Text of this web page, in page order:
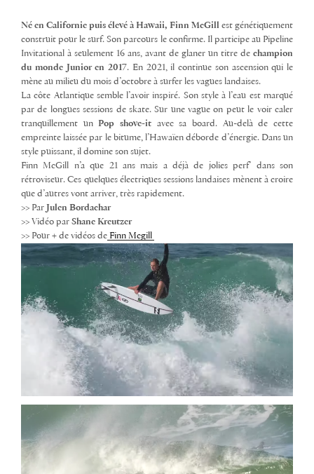
Né en Californie puis élevé à Hawaii, Finn McGill est génétiquement
construit pour le surf. Son parcours le confirme. Il participe au Pipeline
Invitational à seulement 16 ans, avant de glaner un titre de champion
du monde Junior en 2017. En 2021, il continue son ascension qui le
mène au milieu du mois d’octobre à surfer les vagues landaises.
La côte Atlantique semble l’avoir inspiré. Son style à l’eau est marqué
par de longues sessions de skate. Sur une vague on peut le voir caler
tranquillement unPop shove-it avec sa board. Au-delà de cette
empreinte laissée par le bitume, l’Hawaïen déborde d’énergie. Dans un
style puissant, il domine son sujet.
Finn McGill n’a que 21 ans mais a déjà de jolies perf’ dans son
rétroviseur. Ces quelques électriques sessions landaises mènent à croire
que d’autres vont arriver, très rapidement.
>> Par
Julen Bordachar
>> Vidéo par Shane Kreutzer
>> Pour + de vidéos de Finn Mcgill